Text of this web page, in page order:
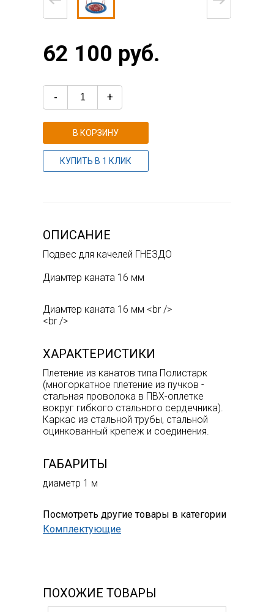
62 100 руб.
- +
В КОРЗИНУ
КУПИТЬ В 1 КЛИК
ОПИСАНИЕ
Подвес для качелей ГНЕЗДО
Диамтер каната 16 мм
Диамтер каната 16 мм <br />
<br />
ХАРАКТЕРИСТИКИ
Плетение из канатов типа Полистарк
(многоркатное плетение из пучков -
стальная проволока в ПВХ-оплетке
вокруг гибкого стального сердечника).
Каркас из стальной трубы, стальной
оцинкованный крепеж и соединения.
ГАБАРИТЫ
диаметр 1 м
Посмотреть другие товары в категории
Комплектующие
ПОХОЖИЕ ТОВАРЫ